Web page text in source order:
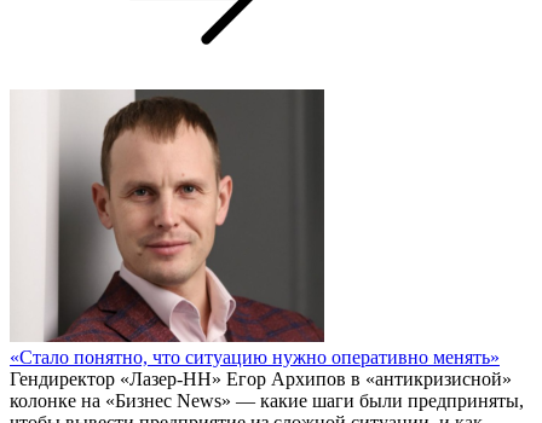
«Стало понятно, что ситуацию нужно оперативно менять»
Гендиректор «Лазер-НН» Егор Архипов в «антикризисной»
колонке на «Бизнес News» — какие шаги были предприняты,